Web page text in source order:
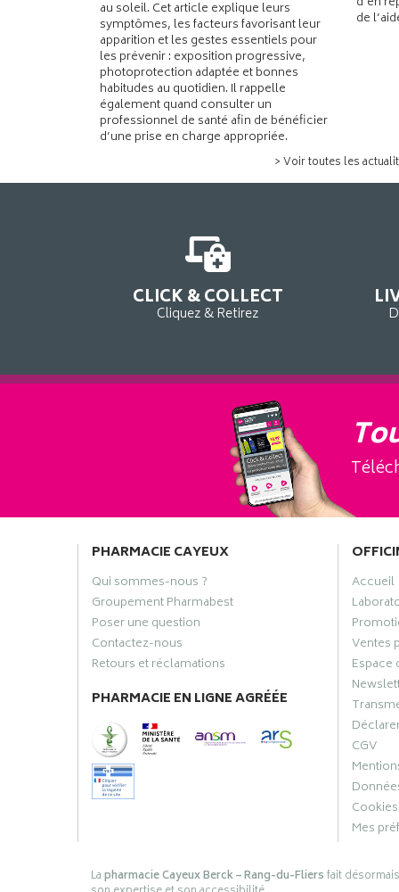
au soleil. Cet article explique leurs
symptômes, les facteurs favorisant leur
apparition et les gestes essentiels pour
les prévenir : exposition progressive,
photoprotection adaptée et bonnes
habitudes au quotidien. Il rappelle
également quand consulter un
professionnel de santé afin de bénéficier
d’une prise en charge appropriée.
de
> Voir toutes les
CLICK & COLLECT
Cliquez & Retirez
PHARMACIE CAYEUX
Qui sommes-nous ?
Groupement Pharmabest
Poser une question
Contactez-nous
Retours et réclamations
PHARMACIE EN LIGNE AGRÉÉE
Accueil
Ventes
Espace
CGV
Cookies
Mes
Lapharmacie Cayeux Berck – Rang-du-Fliersfait